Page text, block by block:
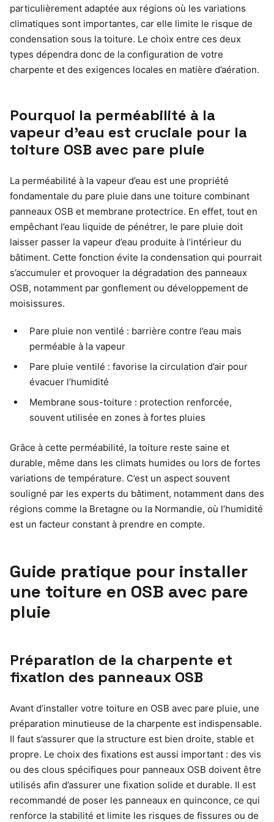
particulièrement adaptée aux régions où les variations
climatiques sont importantes, car elle limite le risque de
condensation sous la toiture. Le choix entre ces deux
types dépendra donc de la configuration de votre
charpente et des exigences locales en matière d’aération.
Pourquoi la perméabilité à la
vapeur d’eau est cruciale pour la
toiture OSB avec pare pluie
La perméabilité à la vapeur d’eau est une propriété
fondamentale du pare pluie dans une toiture combinant
panneaux OSB et membrane protectrice. En effet, tout en
empêchant l’eau liquide de pénétrer, le pare pluie doit
laisser passer la vapeur d’eau produite à l’intérieur du
bâtiment. Cette fonction évite la condensation qui pourrait
s’accumuler et provoquer la dégradation des panneaux
OSB, notamment par gonflement ou développement de
moisissures.
Pare pluie non ventilé : barrière contre l’eau mais
perméable à la vapeur
Pare pluie ventilé : favorise la circulation d’air pour
évacuer l’humidité
Membrane sous-toiture : protection renforcée,
souvent utilisée en zones à fortes pluies
Grâce à cette perméabilité, la toiture reste saine et
durable, même dans les climats humides ou lors de fortes
variations de température. C’est un aspect souvent
souligné par les experts du bâtiment, notamment dans des
régions comme la Bretagne ou la Normandie, où l’humidité
est un facteur constant à prendre en compte.
Guide pratique pour installer
une toiture en OSB avec pare
pluie
Préparation de la charpente et
fixation des panneaux OSB
Avant d’installer votre toiture en OSB avec pare pluie, une
préparation minutieuse de la charpente est indispensable.
Il faut s’assurer que la structure est bien droite, stable et
propre. Le choix des fixations est aussi important : des vis
ou des clous spécifiques pour panneaux OSB doivent être
utilisés afin d’assurer une fixation solide et durable. Il est
recommandé de poser les panneaux en quinconce, ce qui
renforce la stabilité et limite les risques de fissures ou de